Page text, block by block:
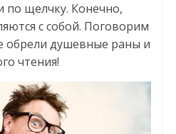
по щелчку. Конечно,
с собой. Поговорим
обрели душевные раны и
чтения!